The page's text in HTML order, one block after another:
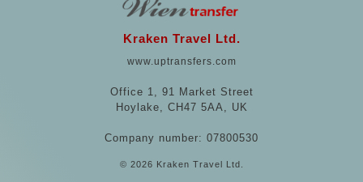
Kraken Travel Ltd.
www.uptransfers.com
Office 1, 91 Market Street
Hoylake, CH47 5AA, UK
Company number: 07800530
© 2026 Kraken Travel Ltd.